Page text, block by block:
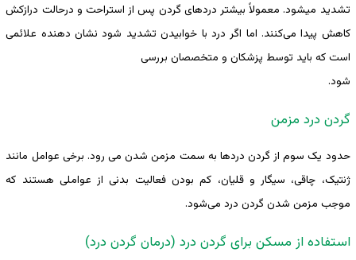
تشدید میشود. معمولاً بیشتر دردهای گردن پس از استراحت و درحالت درازکش
کاهش پیدا می‌کنند. اما اگر درد با خوابیدن تشدید شود نشان دهنده علائمی
است که باید توسط پزشکان و متخصصان بررسی
شود.
گردن درد مزمن
حدود یک سوم از گردن دردها به سمت مزمن شدن می رود. برخی عوامل مانند
ژنتیک، چاقی، سیگار و قلیان، کم بودن فعالیت بدنی از عواملی هستند که
موجب مزمن شدن گردن درد می‌شود.
استفاده از مسکن برای گردن درد (درمان گردن درد)